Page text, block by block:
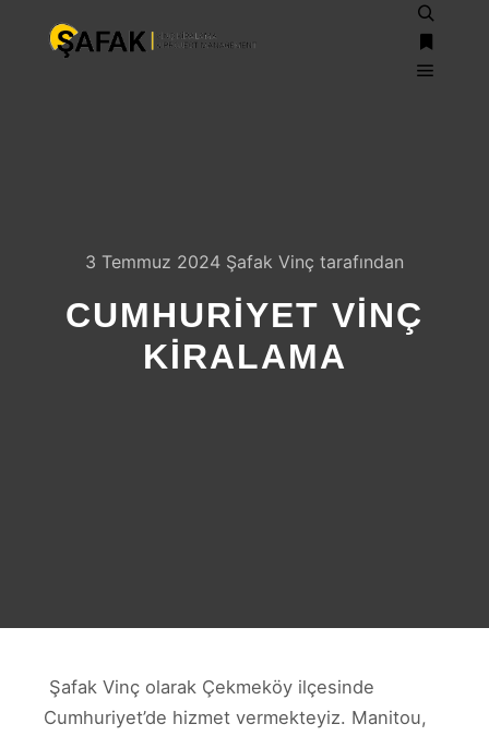
Daha
3 Temmuz 2024 Şafak Vinç tarafından
CUMHURIYET VINÇ
KIRALAMA
Şafak Vinç olarak Çekmeköy ilçesinde
Cumhuriyet’de hizmet vermekteyiz. Manitou,